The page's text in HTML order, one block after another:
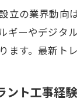
立の業界動向
ギーやデジタ
ます。最新ト
ント工事経